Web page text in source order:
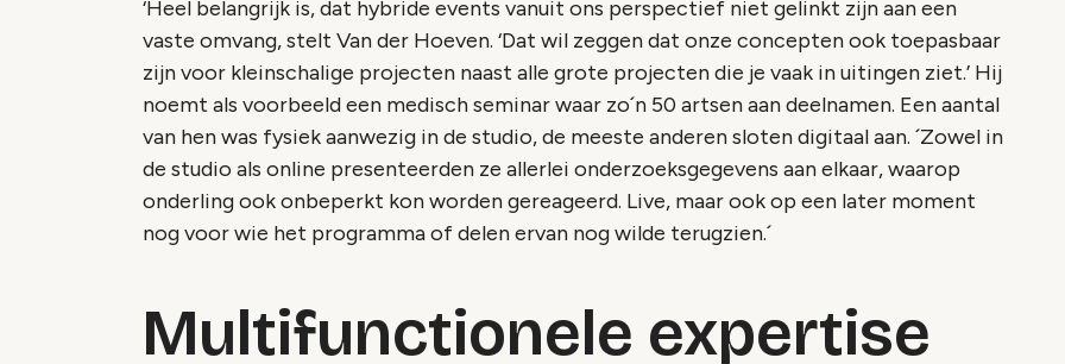
‘Heel belangrijk is, dat hybride events vanuit ons perspectief niet gelinkt zijn aan een
vaste omvang, stelt Van der Hoeven. ‘Dat wil zeggen dat onze concepten ook toepasbaar
zijn voor kleinschalige projecten naast alle grote projecten die je vaak in uitingen ziet.’ Hij
noemt als voorbeeld een medisch seminar waar zo´n 50 artsen aan deelnamen. Een aantal
van hen was fysiek aanwezig in de studio, de meeste anderen sloten digitaal aan. ´Zowel in
de studio als online presenteerden ze allerlei onderzoeksgegevens aan elkaar, waarop
onderling ook onbeperkt kon worden gereageerd. Live, maar ook op een later moment
nog voor wie het programma of delen ervan nog wilde terugzien.´
Multifunctionele expertise